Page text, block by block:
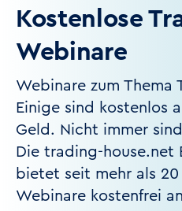
Kostenlose
Webinare
Webinare zum Thema
Einige sind kostenlos
Geld. Nicht immer
Die trading-house.net
bietet seit mehr als 20
Webinare kostenfrei